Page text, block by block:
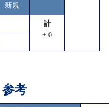
新規
計
± 0
参考